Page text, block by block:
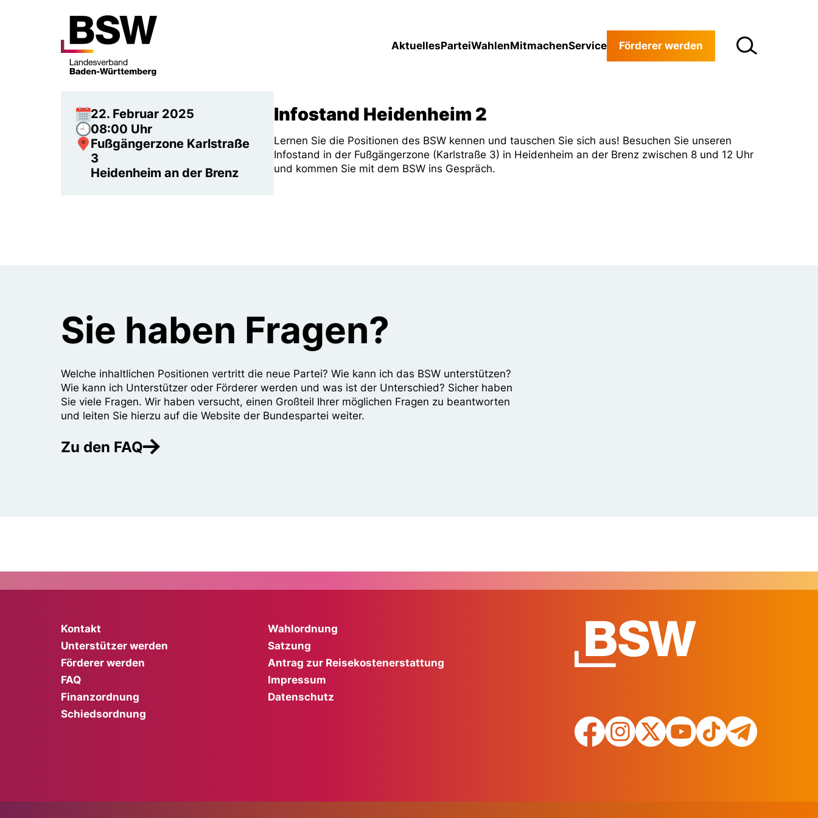
AktuellesParteiWahlenMitmachenService Förderer werden
22. Februar 2025
08:00 Uhr
Fußgängerzone Karlstraße
3
Heidenheim an der Brenz
Infostand Heidenheim 2
Lernen Sie die Positionen des BSW kennen und tauschen Sie sich aus! Besuchen Sie unseren
Infostand in der Fußgängerzone (Karlstraße 3) in Heidenheim an der Brenz zwischen 8 und 12 Uhr
und kommen Sie mit dem BSW ins Gespräch.
Sie haben Fragen?
Welche inhaltlichen Positionen vertritt die neue Partei? Wie kann ich das BSW unterstützen?
Wie kann ich Unterstützer oder Förderer werden und was ist der Unterschied? Sicher haben
Sie viele Fragen. Wir haben versucht, einen Großteil Ihrer möglichen Fragen zu beantworten
und leiten Sie hierzu auf die Website der Bundespartei weiter.
Zu den FAQ
Kontakt
Unterstützer werden
Förderer werden
FAQ
Finanzordnung
Schiedsordnung
Wahlordnung
Satzung
Antrag zur Reisekostenerstattung
Impressum
Datenschutz